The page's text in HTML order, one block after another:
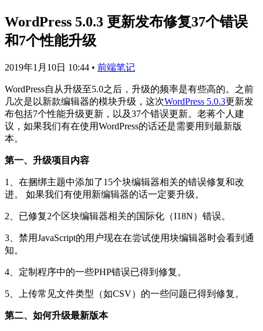
WordPress 5.0.3 更新发布修复37个错误
和7个性能升级
2019年1月10日 10:44 • 前端笔记
WordPress自从升级至5.0之后，升级的频率是有些高的。之前
几次是以新款编辑器的模块升级，这次WordPress 5.0.3更新发
布包括7个性能升级更新，以及37个错误更新。老蒋个人建
议，如果我们有在使用WordPress的话还是需要用到最新版
本。
第一、升级项目内容
1、在捆绑主题中添加了15个块编辑器相关的错误修复和改
进。 如果我们有使用新编辑器的话一定要升级。
2、已修复2个区块编辑器相关的国际化（I18N）错误。
3、禁用JavaScript的用户现在在尝试使用块编辑器时会看到通
知。
4、定制程序中的一些PHP错误已得到修复。
5、上传常见文件类型（如CSV）的一些问题已得到修复。
第二、如何升级最新版本